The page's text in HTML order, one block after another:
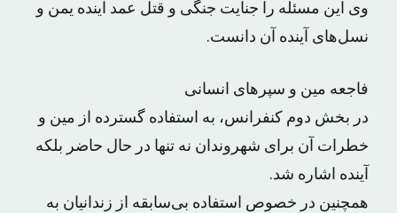
وی این مسئله را جنایت جنگی و قتل عمد آینده یمن و
نسل‌های آینده آن دانست.
فاجعه مین و سپرهای انسانی
در بخش دوم کنفرانس، به استفاده گسترده از مین و
خطرات آن برای شهروندان نه تنها در حال حاضر بلکه
آینده اشاره شد.
همچنین در خصوص استفاده بی‌سابقه از زندانیان به